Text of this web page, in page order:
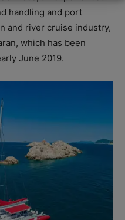
handling and port
and river cruise industry,
which has been
June 2019.